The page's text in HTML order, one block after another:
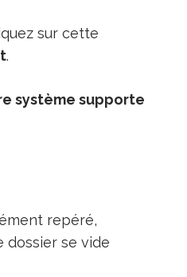
sur cette
.
système supporte
repéré,
dossier se vide